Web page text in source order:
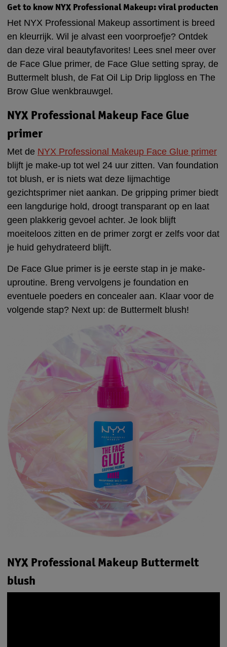
Get to know NYX Professional Makeup: viral producten
Het NYX Professional Makeup assortiment is breed
en kleurrijk. Wil je alvast een voorproefje? Ontdek
dan deze viral beautyfavorites! Lees snel meer over
de Face Glue primer, de Face Glue setting spray, de
Buttermelt blush, de Fat Oil Lip Drip lipgloss en The
Brow Glue wenkbrauwgel.
NYX Professional Makeup Face Glue
primer
Met de NYX Professional Makeup Face Glue primer
blijft je make-up tot wel 24 uur zitten. Van foundation
tot blush, er is niets wat deze lijmachtige
gezichtsprimer niet aankan. De gripping primer biedt
een langdurige hold, droogt transparant op en laat
geen plakkerig gevoel achter. Je look blijft
moeiteloos zitten en de primer zorgt er zelfs voor dat
je huid gehydrateerd blijft.
De Face Glue primer is je eerste stap in je make-
uproutine. Breng vervolgens je foundation en
eventuele poeders en concealer aan. Klaar voor de
volgende stap? Next up: de Buttermelt blush!
NYX Professional Makeup Buttermelt
blush